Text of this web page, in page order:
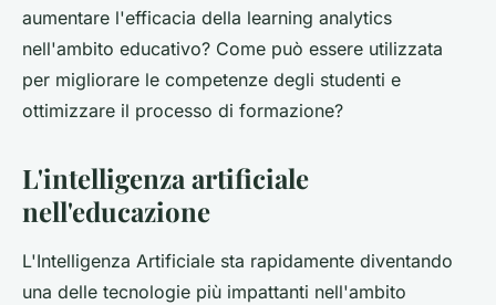
aumentare l'efficacia della learning analytics
nell'ambito educativo? Come può essere utilizzata
per migliorare le competenze degli studenti e
ottimizzare il processo di formazione?
L'intelligenza artificiale
nell'educazione
L'Intelligenza Artificiale sta rapidamente diventando
una delle tecnologie più impattanti nell'ambito